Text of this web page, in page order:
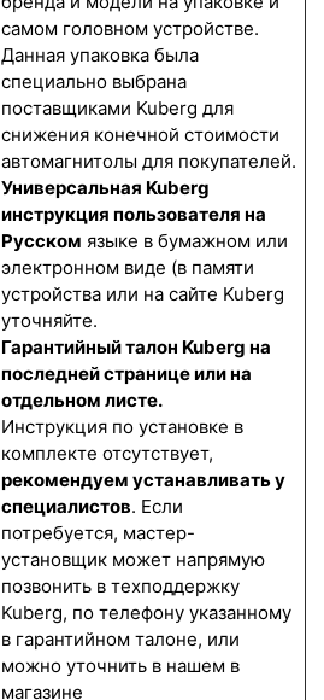
самом головном устройстве.
Данная упаковка была
специально выбрана
поставщиками Kuberg для
снижения конечной стоимости
автомагнитолы для покупателей.
Универсальная Kuberg
инструкция пользователя на
Русском языке в бумажном или
электронном виде (в памяти
устройства или на сайте Kuberg
уточняйте.
Гарантийный талон Kuberg на
последней странице или на
отдельном листе.
Инструкция по установке в
комплекте отсутствует,
рекомендуем устанавливать у
специалистов. Если
потребуется, мастер-
установщик может напрямую
позвонить в техподдержку
Kuberg, по телефону указанному
в гарантийном талоне, или
можно уточнить в нашем в
магазине